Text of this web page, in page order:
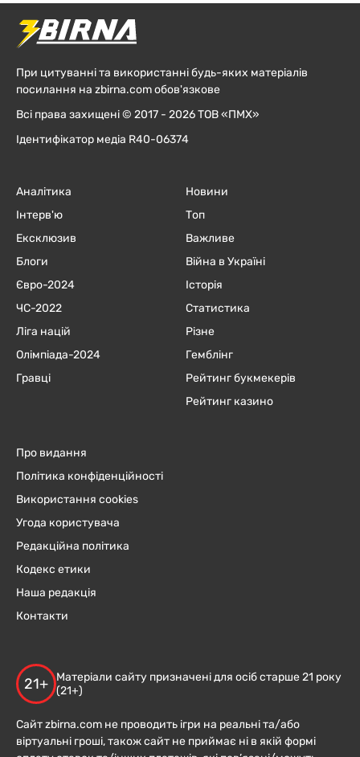
При цитуванні та використанні будь-яких матеріалів
посилання на zbirna.com обов'язкове
Всі права захищені © 2017 - 2026 ТОВ «ПМХ»
Ідентифікатор медіа R40-06374
Аналітика
Інтерв'ю
Ексклюзив
Блоги
Євро-2024
ЧC-2022
Ліга націй
Олімпіада-2024
Гравці
Новини
Топ
Важливе
Війна в Україні
Історія
Статистика
Різне
Гемблінг
Рейтинг букмекерів
Рейтинг казино
Про видання
Політика конфіденційності
Використання cookies
Угода користувача
Редакційна політика
Кодекс етики
Наша редакція
Контакти
21+
Матеріали сайту призначені для осіб старше 21 року
(21+)
Сайт zbirna.com не проводить ігри на реальні та/або
віртуальні гроші, також сайт не приймає ні в якій формі